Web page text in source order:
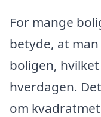
For mange
betyde, at
boligen,
hverdagen.
om